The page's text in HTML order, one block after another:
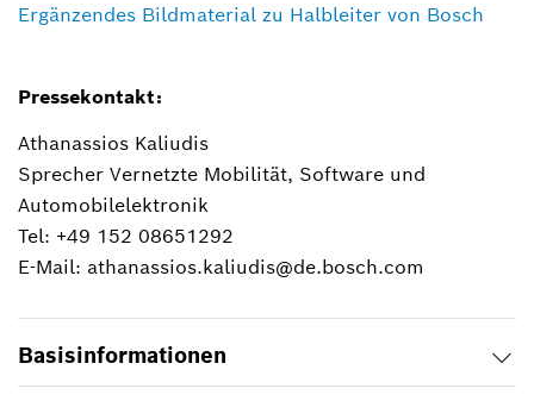
Ergänzendes Bildmaterial zu Halbleiter von Bosch
Pressekontakt:
Athanassios Kaliudis
Sprecher Vernetzte Mobilität, Software und
Automobilelektronik
Tel: +49 152 08651292
E-Mail: athanassios.kaliudis@de.bosch.com
Basisinformationen